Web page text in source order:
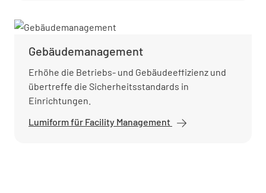
Gebäudemanagement
Erhöhe die Betriebs- und Gebäudeeffizienz und
übertreffe die Sicherheitsstandards in
Einrichtungen.
Lumiform für Facility Management